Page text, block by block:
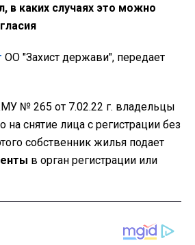
в каких случаях это можно
ОО "Захист держави", передает
№ 265 от 7.02.22 г. владельцы
снятие лица с регистрации без
собственник жилья подает
в орган регистрации или